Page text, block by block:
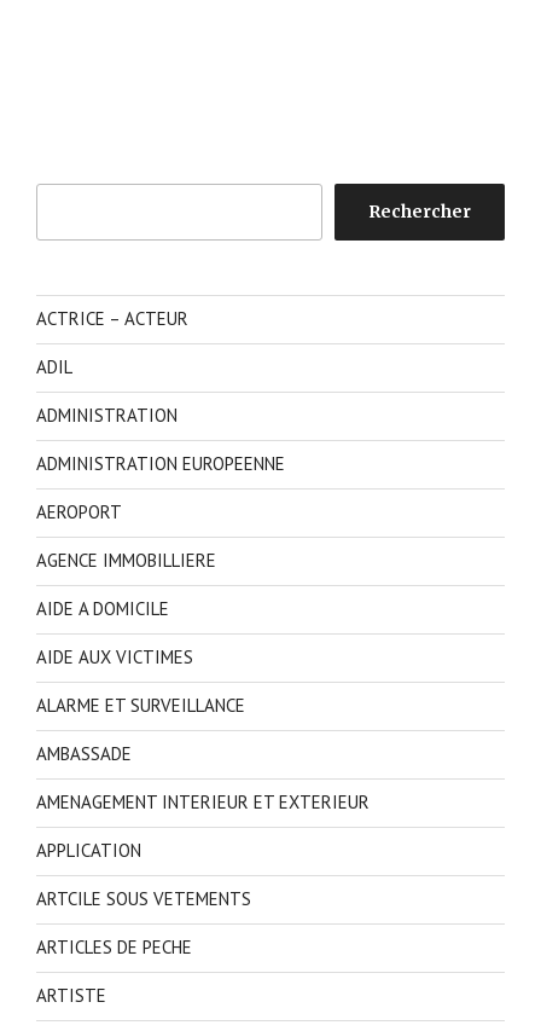
Rechercher
ACTRICE – ACTEUR
ADIL
ADMINISTRATION
ADMINISTRATION EUROPEENNE
AEROPORT
AGENCE IMMOBILLIERE
AIDE A DOMICILE
AIDE AUX VICTIMES
ALARME ET SURVEILLANCE
AMBASSADE
AMENAGEMENT INTERIEUR ET EXTERIEUR
APPLICATION
ARTCILE SOUS VETEMENTS
ARTICLES DE PECHE
ARTISTE